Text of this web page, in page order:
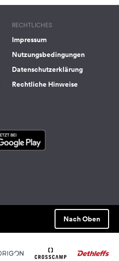
RECHTLICHES
Impressum
Nutzungsbedingungen
Datenschutzerklärung
Rechtliche Hinweise
Nach Oben